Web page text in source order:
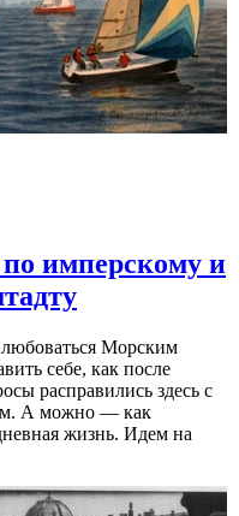
имперскому и
Морским
себе, как после
расправились здесь с
А можно — как
жизнь. Идем на